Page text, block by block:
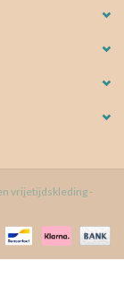
vrijetijdskleding -